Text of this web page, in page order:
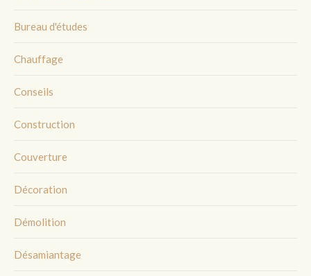
Bureau d'études
Chauffage
Conseils
Construction
Couverture
Décoration
Démolition
Désamiantage